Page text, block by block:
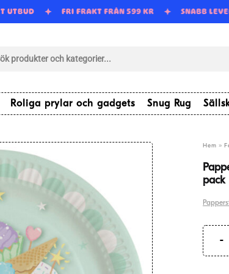
UTBUD FRI FRAKT FRÅN 599 KR SNABB
Roliga prylar och gadgets Snug Rug
Hem »
pack